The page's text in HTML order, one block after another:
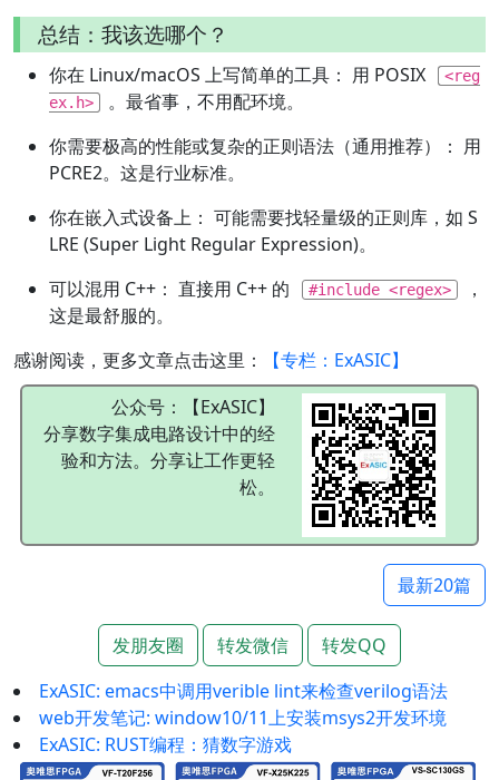
总结：我该选哪个？
你在 Linux/macOS 上写简单的工具： 用 POSIX
<reg
ex.h>
。最省事，不用配环境。
你需要极高的性能或复杂的正则语法（通用推荐）： 用
PCRE2。这是行业标准。
你在嵌入式设备上： 可能需要找轻量级的正则库，如 S
LRE (Super Light Regular Expression)。
可以混用 C++： 直接用 C++ 的
#include <regex>
，
这是最舒服的。
感谢阅读，更多文章点击这里：
【专栏：ExASIC】
公众号：【ExASIC】
分享数字集成电路设计中的经
验和方法。分享让工作更轻
松。
最新20篇
发朋友圈 转发微信
转发QQ
ExASIC: emacs中调用verible lint来检查verilog语法
web开发笔记: window10/11上安装msys2开发环境
ExASIC: RUST编程：猜数字游戏